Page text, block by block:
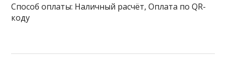
Способ оплаты: Наличный расчёт, Оплата по QR-
коду